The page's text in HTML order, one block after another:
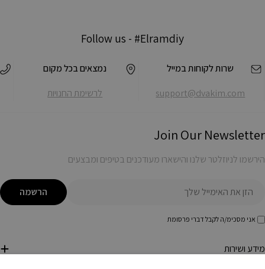
Follow us - #Elramdiy
שרות לקוחות במייל
support@dvakim.com
נמצאים בכל מקום
לרשימת החנויות
Join Our Newsletter
הירשמו לניוזלטר שלנו והישארו מעודכנים בטיפים ומבצעים
הרשמה
אני מסכימ/ה לקבל דברי פרסומת
מידע ושירות